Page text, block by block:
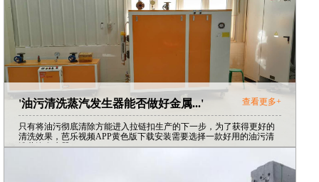
'油污清洗蒸汽发生器能否做好金属...' 查看更多+
只有将油污彻底清除方能进入拉链扣生产的下一步，为了获得更好的
清洗效果，芭乐视频APP黄色版下载安装需要选择一款好用的油污清
洗蒸汽发生器。